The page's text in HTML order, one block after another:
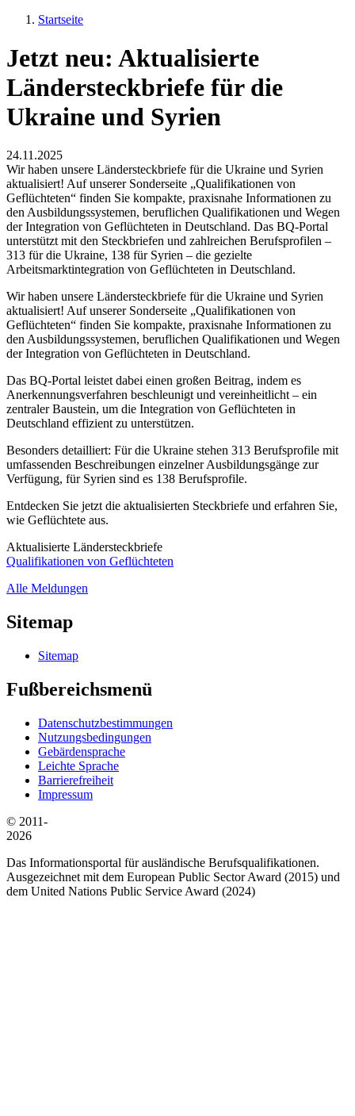
Startseite
Jetzt neu: Aktualisierte
Ländersteckbriefe für die
Ukraine und Syrien
24.11.2025
Wir haben unsere Ländersteckbriefe für die Ukraine und Syrien
aktualisiert! Auf unserer Sonderseite „Qualifikationen von
Geflüchteten“ finden Sie kompakte, praxisnahe Informationen zu
den Ausbildungssystemen, beruflichen Qualifikationen und Wegen
der Integration von Geflüchteten in Deutschland. Das BQ-Portal
unterstützt mit den Steckbriefen und zahlreichen Berufsprofilen –
313 für die Ukraine, 138 für Syrien – die gezielte
Arbeitsmarktintegration von Geflüchteten in Deutschland.
Wir haben unsere Ländersteckbriefe für die Ukraine und Syrien
aktualisiert! Auf unserer Sonderseite „Qualifikationen von
Geflüchteten“ finden Sie kompakte, praxisnahe Informationen zu
den Ausbildungssystemen, beruflichen Qualifikationen und Wegen
der Integration von Geflüchteten in Deutschland.
Das BQ-Portal leistet dabei einen großen Beitrag, indem es
Anerkennungsverfahren beschleunigt und vereinheitlicht – ein
zentraler Baustein, um die Integration von Geflüchteten in
Deutschland effizient zu unterstützen.
Besonders detailliert: Für die Ukraine stehen 313 Berufsprofile mit
umfassenden Beschreibungen einzelner Ausbildungsgänge zur
Verfügung, für Syrien sind es 138 Berufsprofile.
Entdecken Sie jetzt die aktualisierten Steckbriefe und erfahren Sie,
wie Geflüchtete aus.
Aktualisierte Ländersteckbriefe
Qualifikationen von Geflüchteten
Alle Meldungen
Sitemap
Sitemap
Fußbereichsmenü
Datenschutzbestimmungen
Nutzungsbedingungen
Gebärdensprache
Leichte Sprache
Barrierefreiheit
Impressum
© 2011-
2026
Das Informationsportal für ausländische Berufsqualifikationen.
Ausgezeichnet mit dem European Public Sector Award (2015) und
dem United Nations Public Service Award (2024)